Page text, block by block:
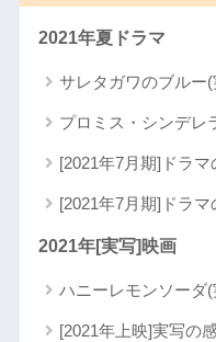
2021年夏ドラマ
サレタガワのブルー
プロミス・シンデレ
[2021年7月期]ドラ
[2021年7月期]ドラ
2021年[実写]映画
ハニーレモンソーダ
[2021年上映]実写の